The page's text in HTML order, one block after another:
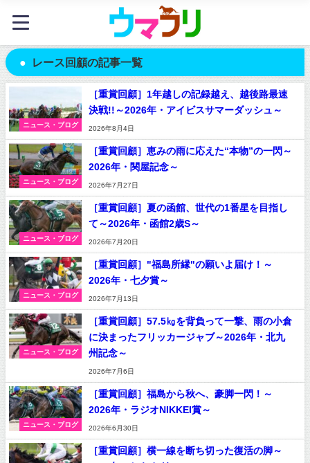
レース回顧の記事一覧
ニュース・ブログ
［重賞回顧］1年越しの記録越え、越後路最速
決戦!!～2026年・アイビスサマーダッシュ～
2026年8月4日
ニュース・ブログ
［重賞回顧］恵みの雨に応えた“本物”の一閃～
2026年・関屋記念～
2026年7月27日
ニュース・ブログ
［重賞回顧］夏の函館、世代の1番星を目指し
て～2026年・函館2歳S～
2026年7月20日
ニュース・ブログ
［重賞回顧］"福島所縁"の願いよ届け！～
2026年・七夕賞～
2026年7月13日
ニュース・ブログ
［重賞回顧］57.5㎏を背負って一撃、雨の小倉
に決まったフリッカージャブ～2026年・北九
州記念～
2026年7月6日
ニュース・ブログ
［重賞回顧］福島から秋へ、豪脚一閃！～
2026年・ラジオNIKKEI賞～
2026年6月30日
［重賞回顧］横一線を断ち切った復活の脚～